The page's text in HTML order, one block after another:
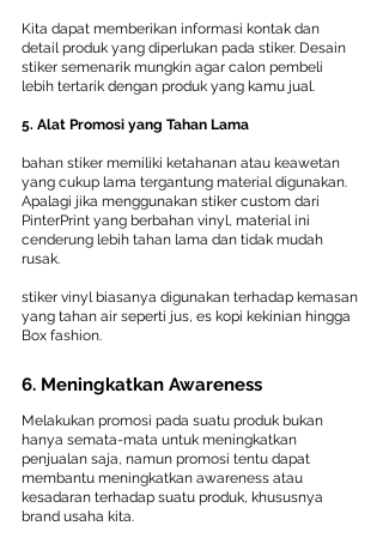
Kita dapat memberikan informasi kontak dan
detail produk yang diperlukan pada stiker. Desain
stiker semenarik mungkin agar calon pembeli
lebih tertarik dengan produk yang kamu jual.
5. Alat Promosi yang Tahan Lama
bahan stiker memiliki ketahanan atau keawetan
yang cukup lama tergantung material digunakan.
Apalagi jika menggunakan stiker custom dari
PinterPrint yang berbahan vinyl, material ini
cenderung lebih tahan lama dan tidak mudah
rusak.
stiker vinyl biasanya digunakan terhadap kemasan
yang tahan air seperti jus, es kopi kekinian hingga
Box fashion.
6. Meningkatkan Awareness
Melakukan promosi pada suatu produk bukan
hanya semata-mata untuk meningkatkan
penjualan saja, namun promosi tentu dapat
membantu meningkatkan awareness atau
kesadaran terhadap suatu produk, khususnya
brand usaha kita.